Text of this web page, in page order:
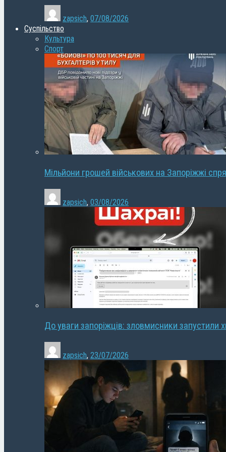
zapsich, 07/08/2026
Суспільство
Культура
Спорт
Мільйони грошей військових на Запоріжжі
zapsich, 03/08/2026
До уваги запоріжців: зловмисники запустили
zapsich, 23/07/2026